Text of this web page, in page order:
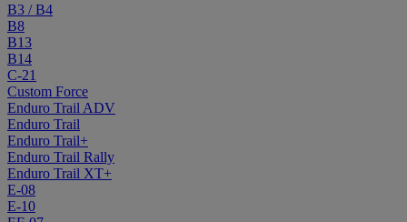
B3 / B4
B8
B13
B14
C-21
Custom Force
Enduro Trail ADV
Enduro Trail
Enduro Trail+
Enduro Trail Rally
Enduro Trail XT+
E-08
E-10